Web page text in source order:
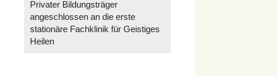
Privater Bildungsträger
angeschlossen an die erste
stationäre Fachklinik für Geistiges
Heilen